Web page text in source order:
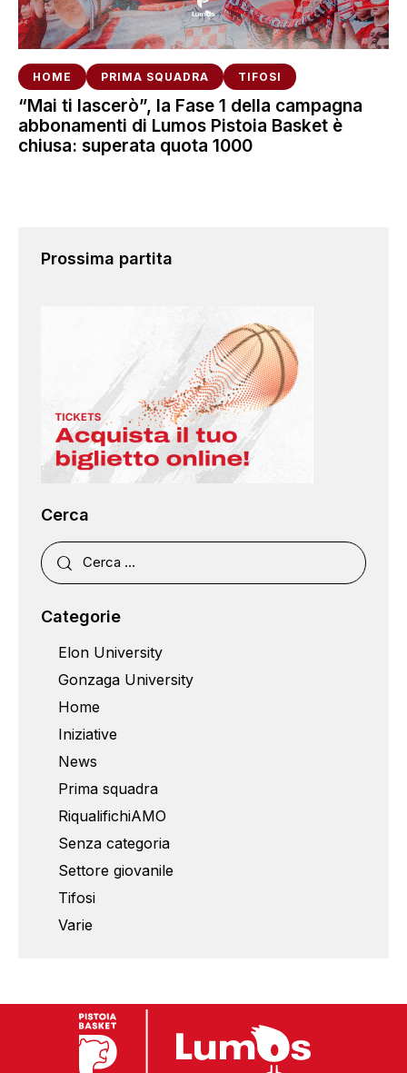
HOME PRIMA SQUADRA TIFOSI
“Mai ti lascerò”, la Fase 1 della campagna
abbonamenti di Lumos Pistoia Basket è
chiusa: superata quota 1000
Prossima partita
Cerca
Categorie
Elon University
Gonzaga University
Home
Iniziative
News
Prima squadra
RiqualifichiAMO
Senza categoria
Settore giovanile
Tifosi
Varie